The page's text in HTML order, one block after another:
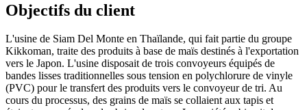
Objectifs du client
L'usine de Siam Del Monte en Thaïlande, qui fait partie du groupe
Kikkoman, traite des produits à base de maïs destinés à l'exportation
vers le Japon. L'usine disposait de trois convoyeurs équipés de
bandes lisses traditionnelles sous tension en polychlorure de vinyle
(PVC) pour le transfert des produits vers le convoyeur de tri. Au
cours du processus, des grains de maïs se collaient aux tapis et